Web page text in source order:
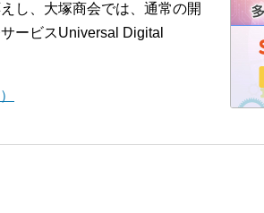
し、大塚商会では、通常の開
ービスUniversal Digital